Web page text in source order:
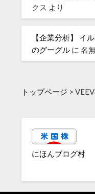
クス より
【企業分析】 イ
のグーグル に名
トップページ >
にほんブログ村